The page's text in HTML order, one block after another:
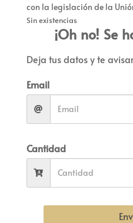
con la legislación de la
Sin existencias
¡Oh no! Se
Deja tus datos y te
Email
Cantidad